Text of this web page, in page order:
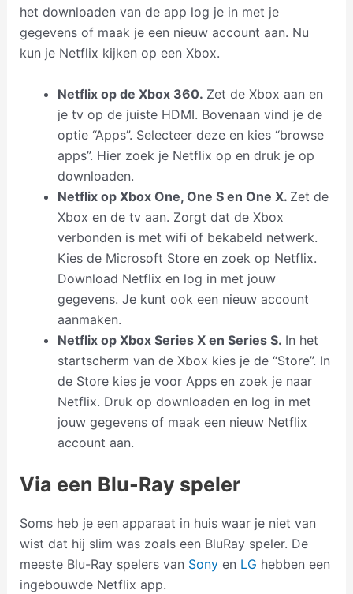
het downloaden van de app log je in met je
gegevens of maak je een nieuw account aan. Nu
kun je Netflix kijken op een Xbox.
Netflix op de Xbox 360. Zet de Xbox aan en
je tv op de juiste HDMI. Bovenaan vind je de
optie “Apps”. Selecteer deze en kies “browse
apps”. Hier zoek je Netflix op en druk je op
downloaden.
Netflix op Xbox One, One S en One X. Zet de
Xbox en de tv aan. Zorgt dat de Xbox
verbonden is met wifi of bekabeld netwerk.
Kies de Microsoft Store en zoek op Netflix.
Download Netflix en log in met jouw
gegevens. Je kunt ook een nieuw account
aanmaken.
Netflix op Xbox Series X en Series S. In het
startscherm van de Xbox kies je de “Store”. In
de Store kies je voor Apps en zoek je naar
Netflix. Druk op downloaden en log in met
jouw gegevens of maak een nieuw Netflix
account aan.
Via een Blu-Ray speler
Soms heb je een apparaat in huis waar je niet van
wist dat hij slim was zoals een BluRay speler. De
meeste Blu-Ray spelers van Sonyen LG hebben een
ingebouwde Netflix app.